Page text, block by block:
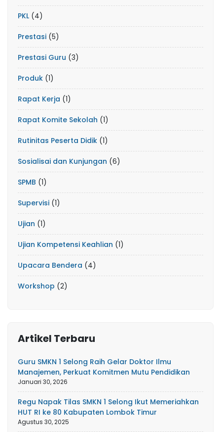
PKL (4)
Prestasi (5)
Prestasi Guru (3)
Produk (1)
Rapat Kerja (1)
Rapat Komite Sekolah (1)
Rutinitas Peserta Didik (1)
Sosialisai dan Kunjungan (6)
SPMB (1)
Supervisi (1)
Ujian (1)
Ujian Kompetensi Keahlian (1)
Upacara Bendera (4)
Workshop (2)
Artikel Terbaru
Guru SMKN 1 Selong Raih Gelar Doktor Ilmu
Manajemen, Perkuat Komitmen Mutu Pendidikan
Januari 30, 2026
Regu Napak Tilas SMKN 1 Selong Ikut Memeriahkan
HUT RI ke 80 Kabupaten Lombok Timur
Agustus 30, 2025